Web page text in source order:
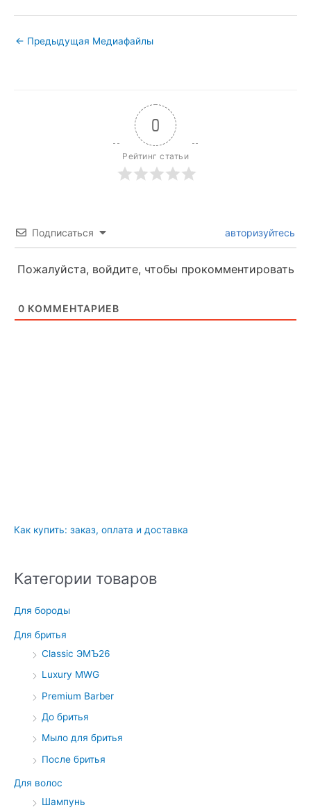
← Предыдущая Медиафайлы
0
Рейтинг статьи
Подписаться авторизуйтесь
Пожалуйста, войдите, чтобы прокомментировать
0 КОММЕНТАРИЕВ
Как купить: заказ, оплата и доставка
Категории товаров
Для бороды
Для бритья
Classic ЭМЪ26
Luxury MWG
Premium Barber
До бритья
Мыло для бритья
После бритья
Для волос
Шампунь